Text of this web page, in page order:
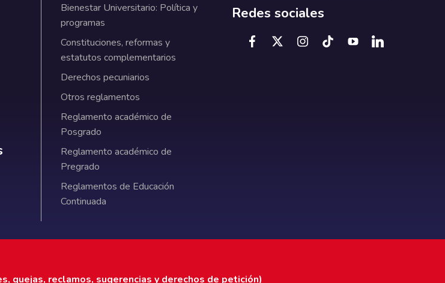
institucionales
Bienestar Universitario: Política y
programas
Constituciones, reformas y
estatutos complementarios
Derechos pecuniarios
Otros reglamentos
Reglamento académico de
Posgrado
Reglamento académico de
Pregrado
Reglamentos de Educación
Continuada
Redes sociales
quejas, reclamos, sugerencias y derechos de petición)